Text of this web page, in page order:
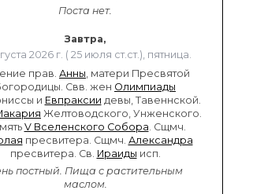
Поста нет.
Завтра,
2026 г. ( 25 июля ст.ст.), пятница.
прав. Анны , матери Пресвятой
Свв. жен Олимпиады
и Евпраксии девы, Тавеннской.
Желтоводского, Унженского.
V Вселенского Собора . Сщмч.
пресвитера. Сщмч. Александра
пресвитера. Св. Ираиды исп.
постный. Пища с растительным
маслом.